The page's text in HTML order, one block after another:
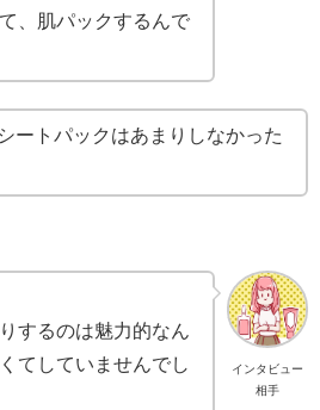
、肌パックするんで
ートパックはあまりしなかった
インタビュー
相手
するのは魅力的なん
てしていませんでし